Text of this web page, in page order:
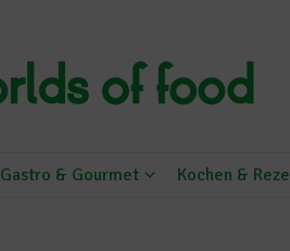
Gastro & Gourmet Kochen &